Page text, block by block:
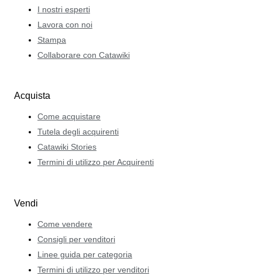
I nostri esperti
Lavora con noi
Stampa
Collaborare con Catawiki
Acquista
Come acquistare
Tutela degli acquirenti
Catawiki Stories
Termini di utilizzo per Acquirenti
Vendi
Come vendere
Consigli per venditori
Linee guida per categoria
Termini di utilizzo per venditori